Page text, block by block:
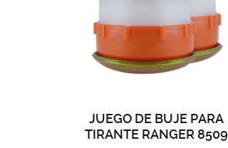
JUEGO DE BUJE PARA
TIRANTE RANGER 8509